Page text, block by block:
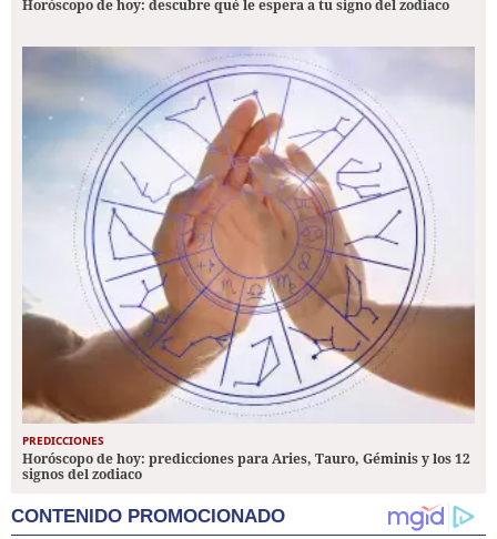
Horóscopo de hoy: descubre qué le espera a tu signo del zodiaco
PREDICCIONES
Horóscopo de hoy: predicciones para Aries, Tauro, Géminis y los 12
signos del zodiaco
CONTENIDO PROMOCIONADO